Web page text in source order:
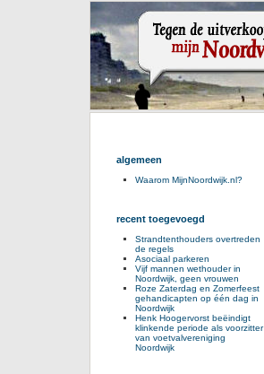
algemeen
Waarom MijnNoordwijk.nl?
recent toegevoegd
Strandtenthouders overtreden
de regels
Asociaal parkeren
Vijf mannen wethouder in
Noordwijk, geen vrouwen
Roze Zaterdag en Zomerfeest
gehandicapten op één dag in
Noordwijk
Henk Hoogervorst beëindigt
klinkende periode als voorzitter
van voetvalvereniging
Noordwijk